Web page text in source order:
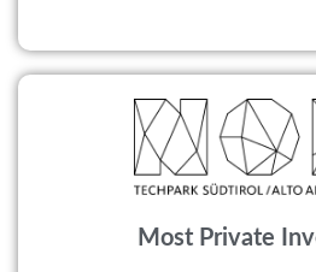
Most Private